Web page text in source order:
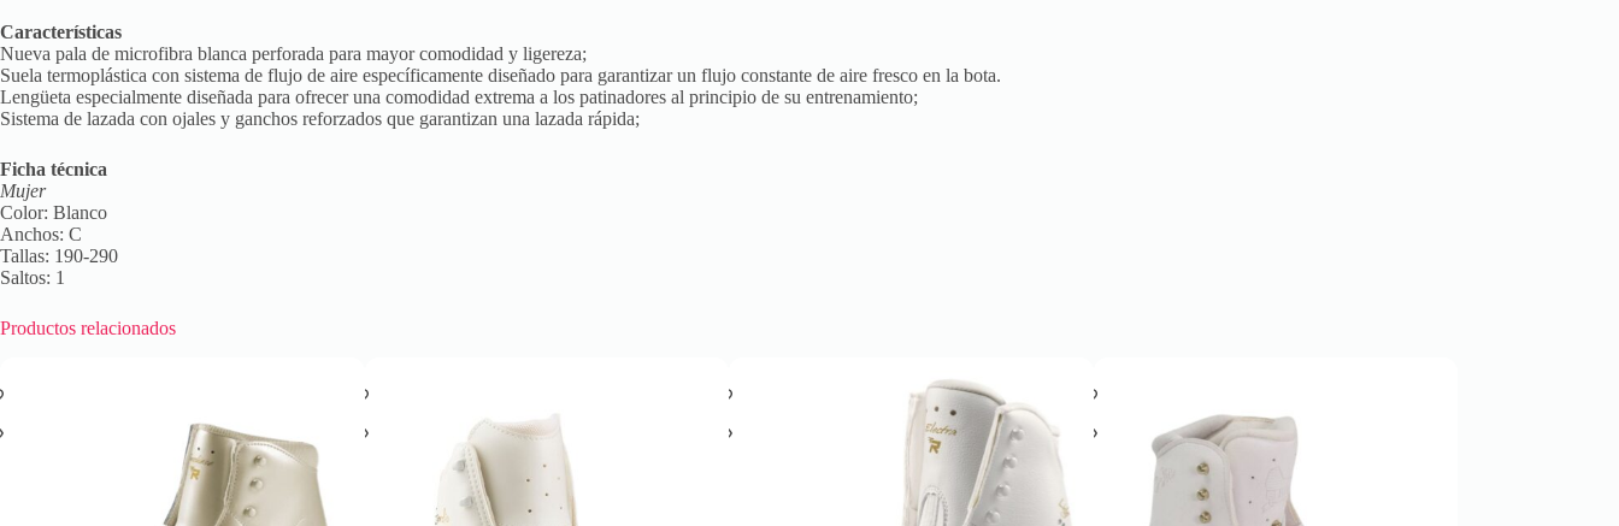
Características
Nueva pala de microfibra blanca perforada para mayor comodidad y ligereza;
Suela termoplástica con sistema de flujo de aire específicamente diseñado para garantizar un flujo constante de aire fresco en la bota.
Lengüeta especialmente diseñada para ofrecer una comodidad extrema a los patinadores al principio de su entrenamiento;
Sistema de lazada con ojales y ganchos reforzados que garantizan una lazada rápida;
Ficha técnica
Mujer
Color: Blanco
Anchos: C
Tallas: 190-290
Saltos: 1
Productos relacionados